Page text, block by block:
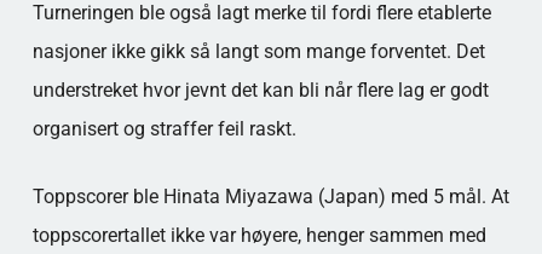
Turneringen ble også lagt merke til fordi flere etablerte
nasjoner ikke gikk så langt som mange forventet. Det
understreket hvor jevnt det kan bli når flere lag er godt
organisert og straffer feil raskt.
Toppscorer ble Hinata Miyazawa (Japan) med 5 mål. At
toppscorertallet ikke var høyere, henger sammen med